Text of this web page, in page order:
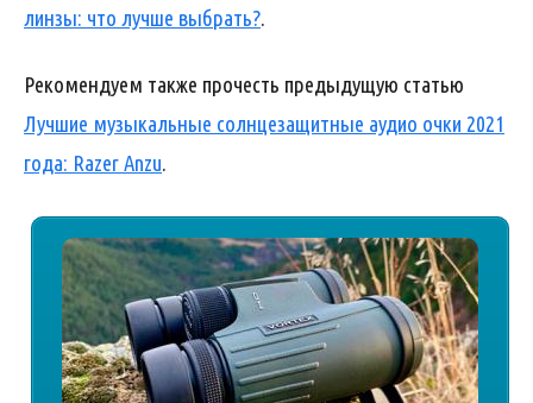
линзы: что лучше выбрать?.
Рекомендуем также прочесть предыдущую статью
Лучшие музыкальные солнцезащитные аудио очки 2021
года: Razer Anzu.